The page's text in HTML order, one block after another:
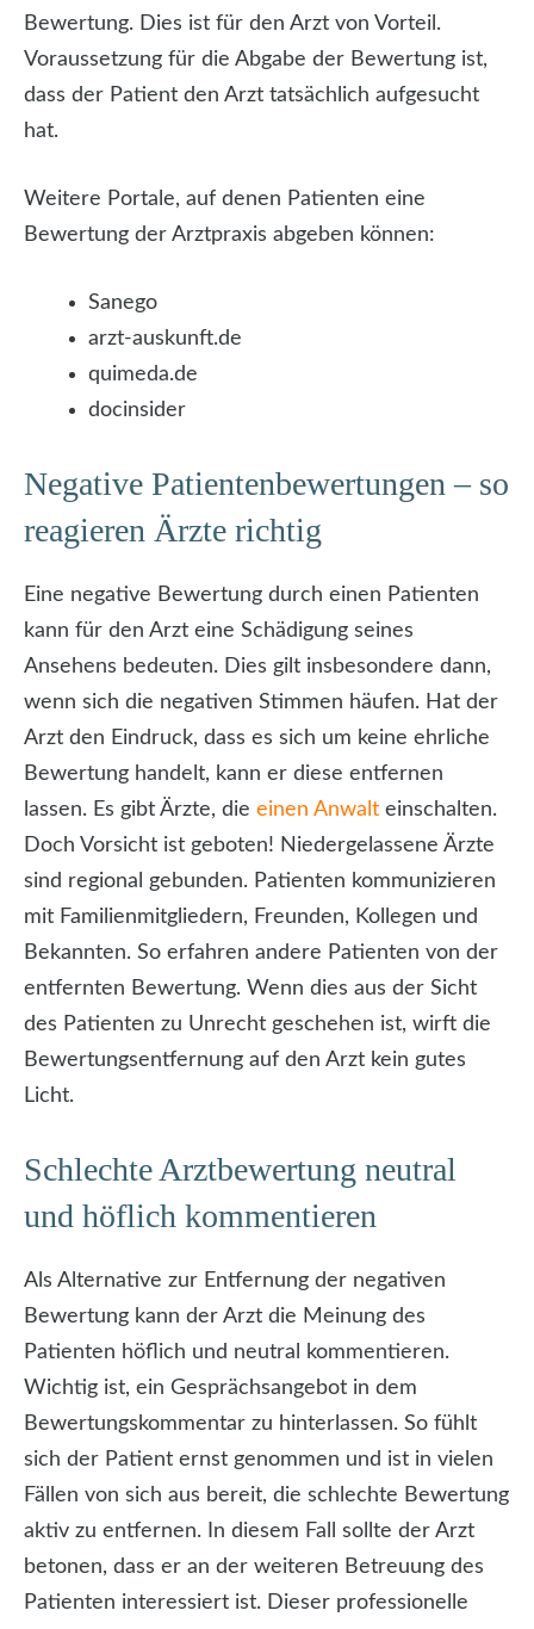
Bewertung. Dies ist für den Arzt von Vorteil.
Voraussetzung für die Abgabe der Bewertung ist,
dass der Patient den Arzt tatsächlich aufgesucht
hat.
Weitere Portale, auf denen Patienten eine
Bewertung der Arztpraxis abgeben können:
Sanego
arzt-auskunft.de
quimeda.de
docinsider
Negative Patientenbewertungen – so
reagieren Ärzte richtig
Eine negative Bewertung durch einen Patienten
kann für den Arzt eine Schädigung seines
Ansehens bedeuten. Dies gilt insbesondere dann,
wenn sich die negativen Stimmen häufen. Hat der
Arzt den Eindruck, dass es sich um keine ehrliche
Bewertung handelt, kann er diese entfernen
lassen. Es gibt Ärzte, die einen Anwalt einschalten.
Doch Vorsicht ist geboten! Niedergelassene Ärzte
sind regional gebunden. Patienten kommunizieren
mit Familienmitgliedern, Freunden, Kollegen und
Bekannten. So erfahren andere Patienten von der
entfernten Bewertung. Wenn dies aus der Sicht
des Patienten zu Unrecht geschehen ist, wirft die
Bewertungsentfernung auf den Arzt kein gutes
Licht.
Schlechte Arztbewertung neutral
und höflich kommentieren
Als Alternative zur Entfernung der negativen
Bewertung kann der Arzt die Meinung des
Patienten höflich und neutral kommentieren.
Wichtig ist, ein Gesprächsangebot in dem
Bewertungskommentar zu hinterlassen. So fühlt
sich der Patient ernst genommen und ist in vielen
Fällen von sich aus bereit, die schlechte Bewertung
aktiv zu entfernen. In diesem Fall sollte der Arzt
betonen, dass er an der weiteren Betreuung des
Patienten interessiert ist. Dieser professionelle